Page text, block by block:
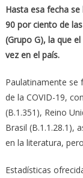
Hasta esa fecha
90 por ciento de
(Grupo G), la que
vez en el país.
Paulatinamente se
de la COVID-19,
(B.1.351), Reino
Brasil (B.1.1.28.1),
en la literatura,
Estadísticas